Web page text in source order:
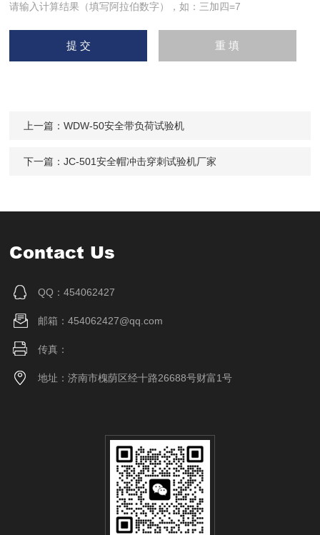
请输入计算结果（填写阿拉伯数字），如：三加四=7
上一篇：WDW-50安全带负荷试验机
下一篇：JC-501安全帽冲击穿刺试验机厂家
Contact Us
QQ：454062427
邮箱：454062427@qq.com
传真：
地址：济南市槐荫区经十路26688号财富1号